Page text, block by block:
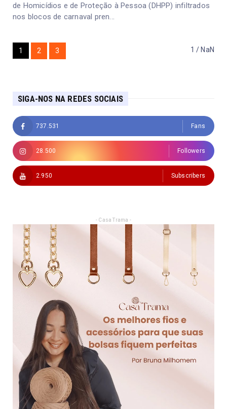
de Homicídios e de Proteção à Pessoa (DHPP) infiltrados
nos blocos de carnaval pren...
1 / NaN
1 2 3
SIGA-NOS NA REDES SOCIAIS
737.531 Fans
28.500 Followers
2.950 Subscribers
- Casa Trama -